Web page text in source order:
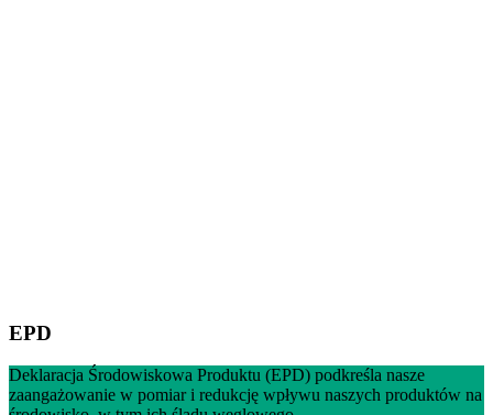
EPD
Deklaracja Środowiskowa Produktu (EPD) podkreśla nasze
zaangażowanie w pomiar i redukcję wpływu naszych produktów na